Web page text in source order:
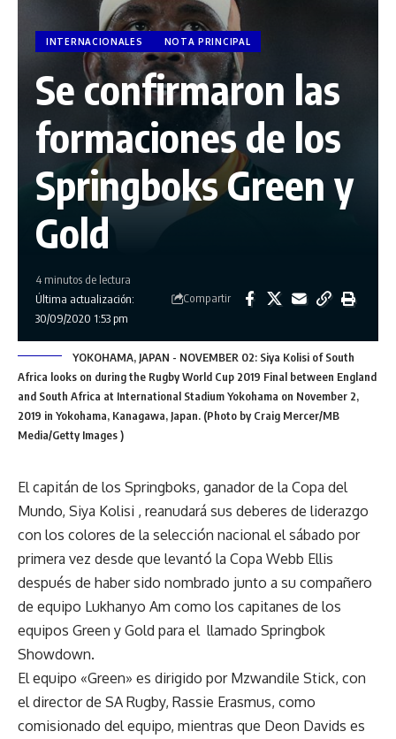
INTERNACIONALES NOTA PRINCIPAL
Se confirmaron las
formaciones de los
Springboks Green y
Gold
Última actualización:
30/09/2020 1:53 pm
4 minutos de lectura
Compartir
YOKOHAMA, JAPAN - NOVEMBER 02: Siya Kolisi of South
Africa looks on during the Rugby World Cup 2019 Final between England
and South Africa at International Stadium Yokohama on November 2,
2019 in Yokohama, Kanagawa, Japan. (Photo by Craig Mercer/MB
Media/Getty Images )
El capitán de los Springboks, ganador de la Copa del
Mundo, Siya Kolisi , reanudará sus deberes de liderazgo
con los colores de la selección nacional el sábado por
primera vez desde que levantó la Copa Webb Ellis
después de haber sido nombrado junto a su compañero
de equipo Lukhanyo Am como los capitanes de los
equipos Green y Gold para el llamado Springbok
Showdown.
El equipo «Green» es dirigido por Mzwandile Stick, con
el director de SA Rugby, Rassie Erasmus, como
comisionado del equipo, mientras que Deon Davids es